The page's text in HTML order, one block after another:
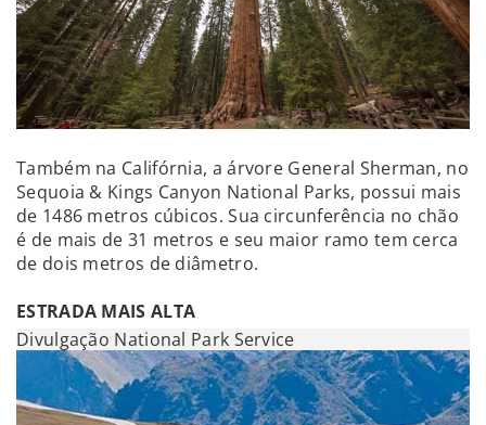
Também na Califórnia, a árvore General Sherman, no
Sequoia & Kings Canyon National Parks, possui mais
de 1486 metros cúbicos. Sua circunferência no chão
é de mais de 31 metros e seu maior ramo tem cerca
de dois metros de diâmetro.
ESTRADA MAIS ALTA
Divulgação National Park Service